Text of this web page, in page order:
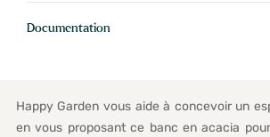
Documentation
Happy Garden vous aide à concevoir un
en vous proposant ce banc en acacia